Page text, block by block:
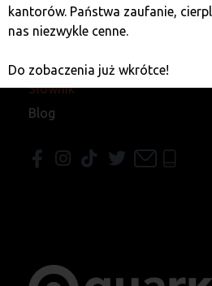
Kantory
Franczyza
O nas
Słownik
Blog
kantorów. Państwa zaufanie,
nas niezwykle cenne.
Do zobaczenia już wkrótce!